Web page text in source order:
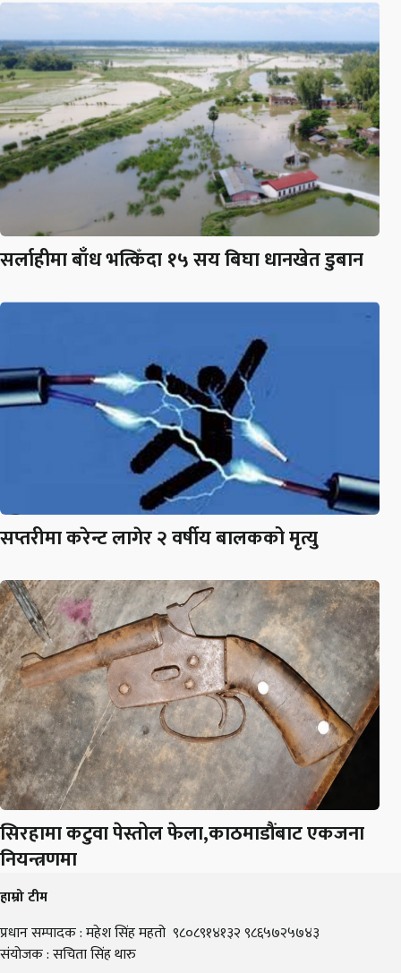
सर्लाहीमा बाँध भत्किँदा १५ सय बिघा धानखेत डुबान
सप्तरीमा करेन्ट लागेर २ वर्षीय बालकको मृत्यु
सिरहामा कटुवा पेस्तोल फेला,काठमाडौंबाट एकजना
नियन्त्रणमा
हाम्रो टीम
प्रधान सम्पादक : महेश सिंह महतो ९८०८९१४१३२ ९८६५७२५७४३
संयोजक : सचिता सिंह थारु